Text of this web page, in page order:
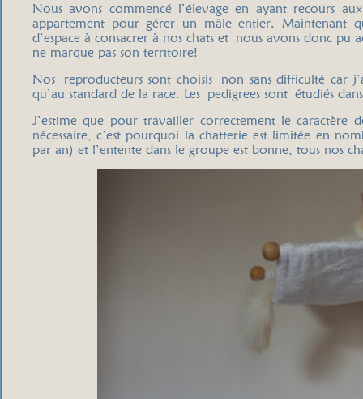
Nous avons commencé l’élevage en ayant recours
appartement pour gérer un mâle entier. Maintenant
d’espace à consacrer à nos chats et nous avons donc
ne marque pas son territoire!
Nos reproducteurs sont choisis non sans difficulté car
qu’au standard de la race. Les pedigrees sont étudiés
J’estime que pour travailler correctement le
nécessaire, c’est pourquoi la chatterie est limitée en
par an) et l’entente dans le groupe est bonne, tous nos